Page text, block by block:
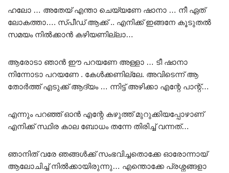
ഹലോ … അതേയ് എന്താ ചെയ്യണേ ഷാനാ … നീ ഏത്
ലോകത്താ…. സ്പീഡ് ആക്ക് .. എനിക്ക് ഇങ്ങനേ കൂടുതൽ
സമയം നിൽക്കാൻ കഴിയണില്ലാ…
ആരോടാ ഞാൻ ഈ പറയണേ അള്ളാ … ടീ ഷാനാ
നിന്നോടാ പറയണേ . കേൾക്കണില്ലേ. അവിടെന്ന് ആ
തോർത്ത് എടുക്ക് ആദ്യം … ന്നിട്ട് അഴിക്കാ എന്റേ പാന്റ്…
എന്നും പറഞ്ഞ് ഓൻ എന്റേ കഴുത്ത് മുറുക്കിയപ്പോഴാണ്
എനിക്ക് സ്ഥിര കാല ബോധം തന്നേ തിരിച്ച് വന്നത്…
ഞാനിത് വരേ ഞങ്ങൾക്ക് സംഭവിച്ചതൊക്കേ ഓരോന്നായ്
ആലോചിച്ച് നിൽക്കായിരുന്നു… എന്തൊക്കേ പ്രശ്നങ്ങളാ